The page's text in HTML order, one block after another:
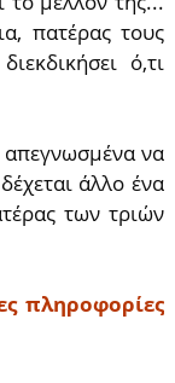
πατέρας τους
ό,τι
απεγνωσμένα να
άλλο ένα
των τριών
πληροφορίες